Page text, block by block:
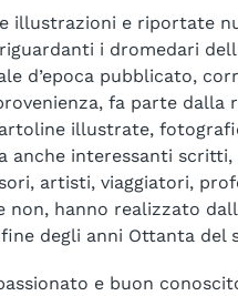
illustrazioni e riportate
i dromedari
d’epoca pubblicato,
fa parte dalla
illustrate,
anche interessanti scritti,
artisti, viaggiatori,
non, hanno realizzato
degli anni Ottanta del
e buon